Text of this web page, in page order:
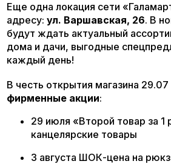
Еще одна локация сети
адресу: ул. Варшавская, 26. В
будут ждать актуальный
дома и дачи, выгодные
каждый день!
В честь открытия магазина
фирменные акции:
29 июля «Второй товар за 1
канцелярские товары
3 августа ШОК-цена на